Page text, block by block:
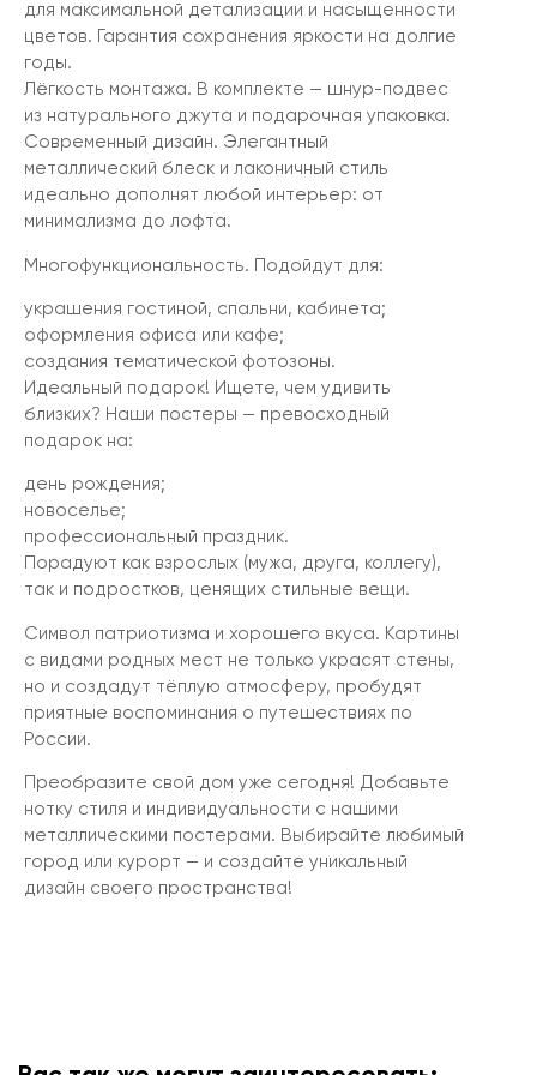
для максимальной детализации и насыщенности
цветов. Гарантия сохранения яркости на долгие
годы.
Лёгкость монтажа. В комплекте — шнур-подвес
из натурального джута и подарочная упаковка.
Современный дизайн. Элегантный
металлический блеск и лаконичный стиль
идеально дополнят любой интерьер: от
минимализма до лофта.
Многофункциональность. Подойдут для:
украшения гостиной, спальни, кабинета;
оформления офиса или кафе;
создания тематической фотозоны.
Идеальный подарок! Ищете, чем удивить
близких? Наши постеры — превосходный
подарок на:
день рождения;
новоселье;
профессиональный праздник.
Порадуют как взрослых (мужа, друга, коллегу),
так и подростков, ценящих стильные вещи.
Символ патриотизма и хорошего вкуса. Картины
с видами родных мест не только украсят стены,
но и создадут тёплую атмосферу, пробудят
приятные воспоминания о путешествиях по
России.
Преобразите свой дом уже сегодня! Добавьте
нотку стиля и индивидуальности с нашими
металлическими постерами. Выбирайте любимый
город или курорт — и создайте уникальный
дизайн своего пространства!